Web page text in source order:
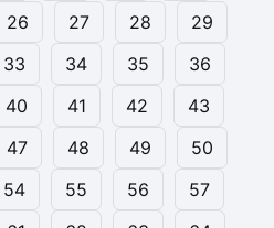
26 27 28
29
33 34 35
36
40 41 42
43
47 48 49
50
54 55 56
57